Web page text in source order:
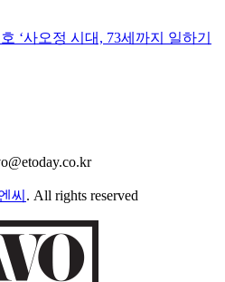
‘사오정 시대, 73세까지 일하기
씨 . All rights reserved